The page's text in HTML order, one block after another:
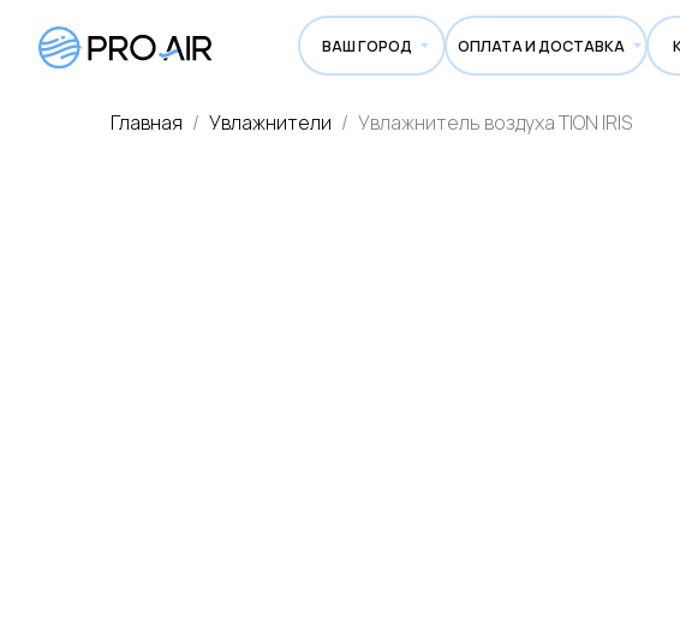
КОНТАКТЫ
ОПЛАТА И ДОСТАВКА
ВАШ ГОРОД
Главная Увлажнители Увлажнитель воздуха TION IRIS